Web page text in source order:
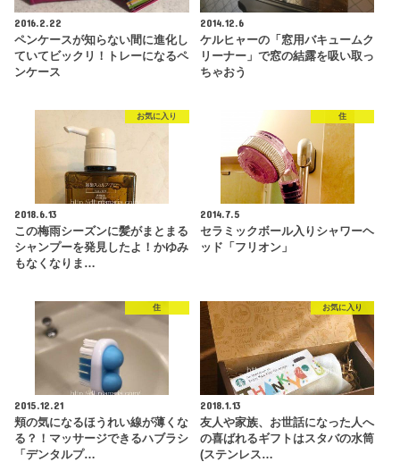
2016.2.22
ペンケースが知らない間に進化し
ていてビックリ！トレーになるペ
ンケース
2014.12.6
ケルヒャーの「窓用バキュームク
リーナー」で窓の結露を吸い取っ
ちゃおう
お気に入り
2018.6.13
この梅雨シーズンに髪がまとまる
シャンプーを発見したよ！かゆみ
もなくなりま…
住
2014.7.5
セラミックボール入りシャワーヘ
ッド「フリオン」
住
2015.12.21
頬の気になるほうれい線が薄くな
る？！マッサージできるハブラシ
「デンタルプ…
お気に入り
2018.1.13
友人や家族、お世話になった人へ
の喜ばれるギフトはスタバの水筒
(ステンレス…